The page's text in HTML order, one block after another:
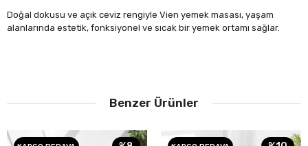
Doğal dokusu ve açık ceviz rengiyle Vien yemek masası, yaşam
alanlarında estetik, fonksiyonel ve sıcak bir yemek ortamı sağlar.
Benzer Ürünler